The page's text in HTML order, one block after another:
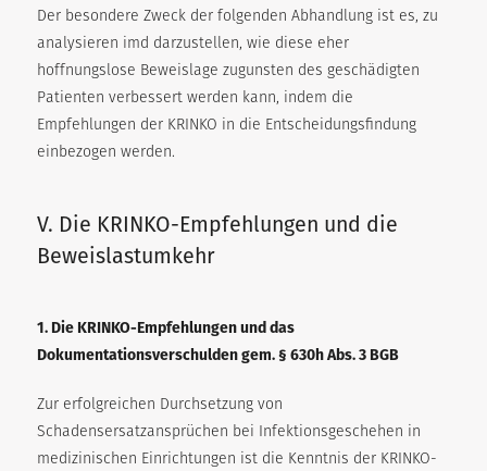
Der besondere Zweck der folgenden Abhandlung ist es, zu
analysieren imd darzustellen, wie diese eher
hoffnungslose Beweislage zugunsten des geschädigten
Patienten verbessert werden kann, indem die
Empfehlungen der KRINKO in die Entscheidungsfindung
einbezogen werden.
V. Die KRINKO-Empfehlungen und die
Beweislastumkehr
1. Die KRINKO-Empfehlungen und das
Dokumentationsverschulden gem. § 630h Abs. 3 BGB
Zur erfolgreichen Durchsetzung von
Schadensersatzansprüchen bei Infektionsgeschehen in
medizinischen Einrichtungen ist die Kenntnis der KRINKO-